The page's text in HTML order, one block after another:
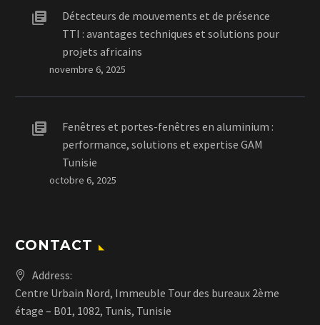
Détecteurs de mouvements et de présence
TTI : avantages techniques et solutions pour
projets africains
novembre 6, 2025
Fenêtres et portes-fenêtres en aluminium :
performance, solutions et expertise GAM
Tunisie
octobre 6, 2025
CONTACT
Address:
Centre Urbain Nord, Immeuble Tour des bureaux 2ème
étage – B01, 1082, Tunis, Tunisie